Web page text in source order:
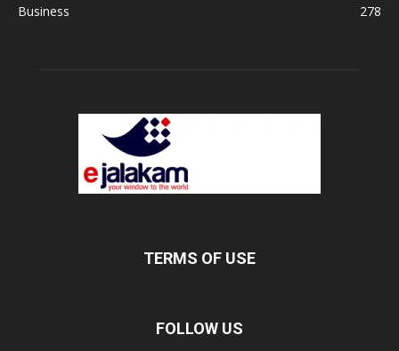
Business
278
TERMS OF USE
FOLLOW US